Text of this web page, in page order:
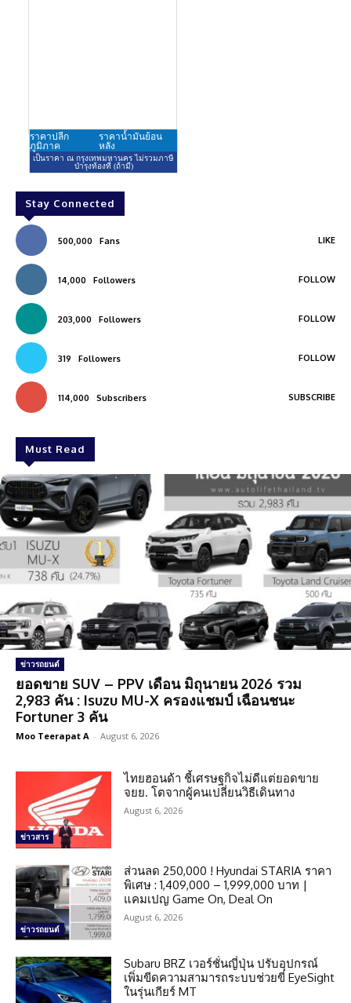
Stay Connected
500,000 Fans LIKE
14,000 Followers FOLLOW
203,000 Followers FOLLOW
319 Followers FOLLOW
114,000 Subscribers SUBSCRIBE
Must Read
ข่าวรถยนต์
ยอดขาย SUV – PPV เดือน มิถุนายน 2026 รวม
2,983 คัน : Isuzu MU-X ครองแชมป์ เฉือนชนะ
Fortuner 3 คัน
Moo Teerapat A - August 6, 2026
ข่าวสาร
ไทยฮอนด้า ชี้เศรษฐกิจไม่ดีแต่ยอดขาย
จยย. โตจากผู้คนเปลี่ยนวิธีเดินทาง
August 6, 2026
ข่าวรถยนต์
ส่วนลด 250,000 ! Hyundai STARIA ราคา
พิเศษ : 1,409,000 – 1,999,000 บาท |
แคมเปญ Game On, Deal On
August 6, 2026
Subaru BRZ เวอร์ชั่นญี่ปุ่น ปรับอุปกรณ์
เพิ่มขีดความสามารถระบบช่วยขี่ EyeSight
ในรุ่นเกียร์ MT